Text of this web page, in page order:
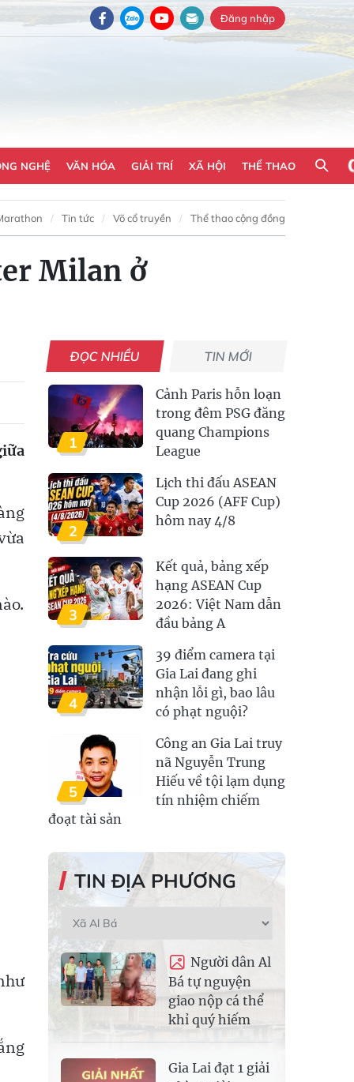
Đăng nhập
NGHỆ VĂN HÓA GIẢI TRÍ XÃ HỘI THỂ THAO
Tin tức Võ cổ truyền Thể thao cộng đồng
Milan ở
ĐỌC NHIỀU TIN MỚI
1
Cảnh Paris hỗn loạn
trong đêm PSG đăng
quang Champions
League
2
Lịch thi đấu ASEAN
Cup 2026 (AFF Cup)
hôm nay 4/8
3
Kết quả, bảng xếp
hạng ASEAN Cup
2026: Việt Nam dẫn
đầu bảng A
4
39 điểm camera tại
Gia Lai đang ghi
nhận lỗi gì, bao lâu
có phạt nguội?
5
Công an Gia Lai truy
nã Nguyễn Trung
Hiếu về tội lạm dụng
tín nhiệm chiếm
đoạt tài sản
TIN ĐỊA PHƯƠNG
Người dân Al
Bá tự nguyện
giao nộp cá thể
khỉ quý hiếm
Gia Lai đạt 1 giải